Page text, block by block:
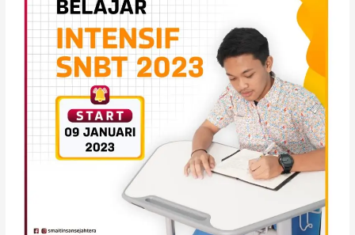
Ajaran
2022/2023,
SMAIT
Berikan
Program
Bimbingan
Belajar
Intensif